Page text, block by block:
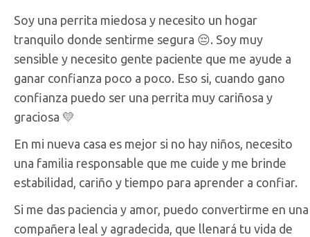
Soy una perrita miedosa y necesito un hogar
tranquilo donde sentirme segura 😔. Soy muy
sensible y necesito gente paciente que me ayude a
ganar confianza poco a poco. Eso si, cuando gano
confianza puedo ser una perrita muy cariñosa y
graciosa 💛
En mi nueva casa es mejor si no hay niños, necesito
una familia responsable que me cuide y me brinde
estabilidad, cariño y tiempo para aprender a confiar.
Si me das paciencia y amor, puedo convertirme en una
compañera leal y agradecida, que llenará tu vida de